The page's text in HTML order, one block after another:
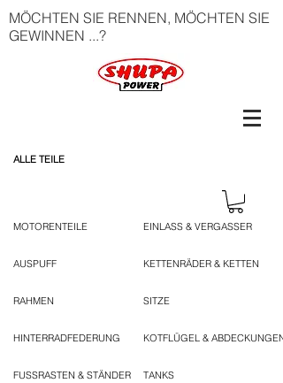
MÖCHTEN SIE RENNEN, MÖCHTEN SIE
GEWINNEN ...?
ALLE TEILE
MOTORENTEILE
AUSPUFF
RAHMEN
HINTERRADFEDERUNG
FUSSRASTEN & STÄNDER
EINLASS & VERGASSER
KETTENRÄDER & KETTEN
SITZE
KOTFLÜGEL & ABDECKUNGEN
TANKS